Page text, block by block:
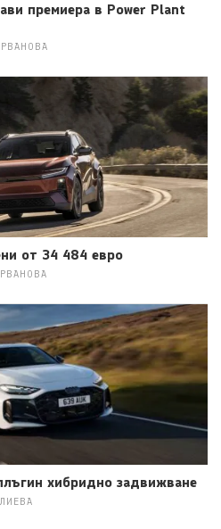
премиера в Power Plant
от 34 484 евро
хибридно задвижване